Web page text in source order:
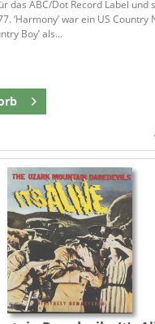
das ABC/Dot Record Label und
‘Harmony’ war ein US Country
Boy’ als...